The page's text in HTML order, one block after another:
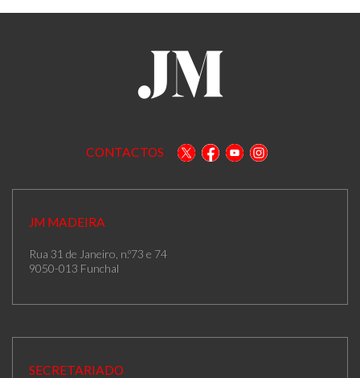
CONTACTOS
JM MADEIRA
Rua 31 de Janeiro, n.º73 e 74
9050-013 Funchal
SECRETARIADO